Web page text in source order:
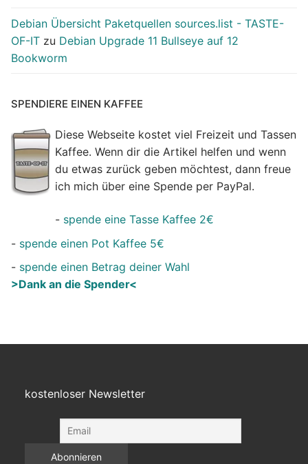
Debian Übersicht Paketquellen sources.list - TASTE-
OF-IT zu Debian Upgrade 11 Bullseye auf 12
Bookworm
SPENDIERE EINEN KAFFEE
Diese Webseite kostet viel Freizeit und Tassen
Kaffee. Wenn dir die Artikel helfen und wenn
du etwas zurück geben möchtest, dann freue
ich mich über eine Spende per PayPal.
- spende eine Tasse Kaffee 2€
- spende einen Pot Kaffee 5€
- spende einen Betrag deiner Wahl
>Dank an die Spender<
kostenloser Newsletter